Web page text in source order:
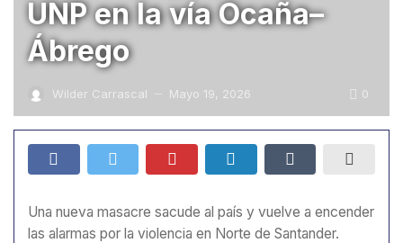
UNP en la vía Ocaña–
Ábrego
Wilder Carrascal — Mayo 19, 2026 0
Una nueva masacre sacude al país y vuelve a encender
las alarmas por la violencia en Norte de Santander.